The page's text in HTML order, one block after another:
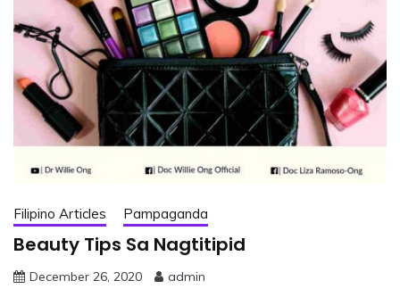
Filipino Articles Pampaganda
Beauty Tips Sa Nagtitipid
December 26, 2020 admin